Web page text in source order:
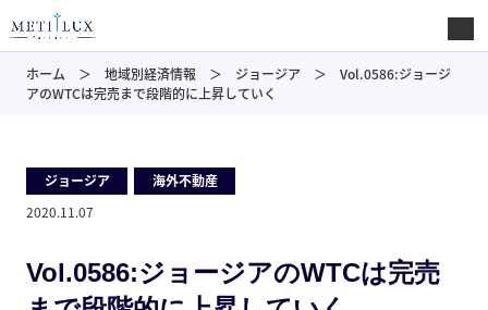
ホーム 地域別経済情報 ジョージア
Vol.0586:ジョージ
アのWTCは完売まで段階的に上昇していく
ジョージア
海外不動産
2020.11.07
Vol.0586:ジョージアのWTCは完売